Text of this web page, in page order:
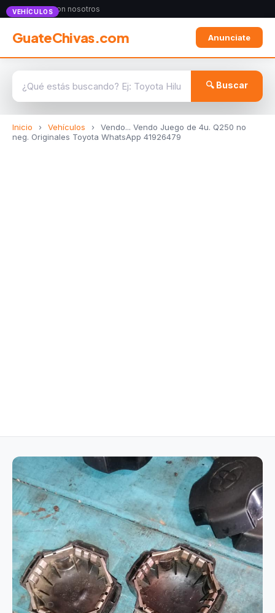
Anunciate con nosotros
GuateChivas.com Anunciate
🔍 Buscar
Inicio › Vehículos ›
Vendo... Vendo Juego de 4u. Q250 no
neg. Originales Toyota WhatsApp 41926479
VEHÍCULOS